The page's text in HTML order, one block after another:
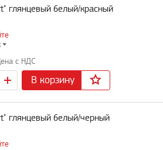
глянцевый белый/красный
В корзину
глянцевый белый/черный